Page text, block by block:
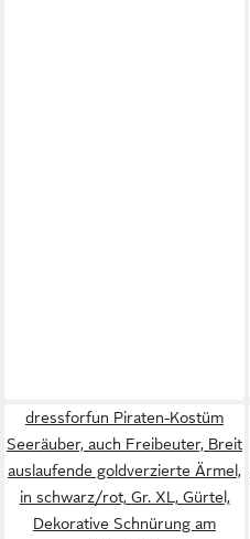
dressforfun Piraten-Kostüm
Seeräuber, auch Freibeuter, Breit
auslaufende goldverzierte Ärmel,
in schwarz/rot, Gr. XL, Gürtel,
Dekorative Schnürung am